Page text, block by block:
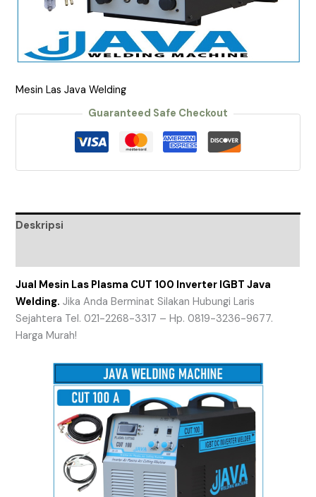
Mesin Las Java Welding
Guaranteed Safe Checkout
Deskripsi
Jual Mesin Las Plasma CUT 100 Inverter IGBT Java
Welding. Jika Anda Berminat Silakan Hubungi Laris
Sejahtera Tel. 021-2268-3317 – Hp. 0819-3236-9677.
Harga Murah!